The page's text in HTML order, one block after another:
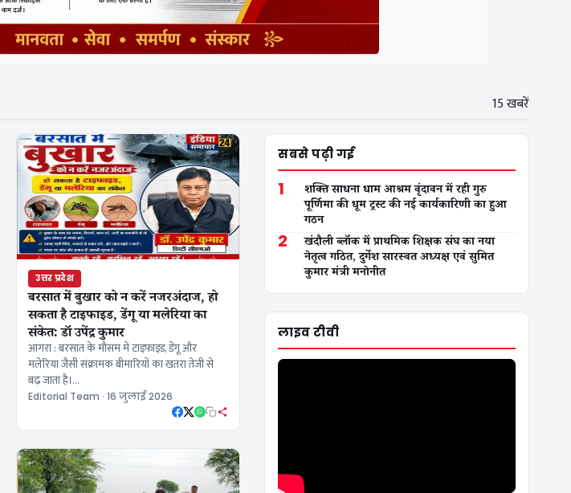
15 खबरें
उत्तर प्रदेश
बरसात में बुखार को न करें नजरअंदाज, हो
सकता है टाइफाइड, डेंगू या मलेरिया का
संकेत: डॉ उपेंद्र कुमार
आगरा : बरसात के मौसम में टाइफाइड, डेंगू और
मलेरिया जैसी संक्रामक बीमारियों का खतरा तेजी से
बढ़ जाता है।…
Editorial Team · 16 जुलाई 2026
सबसे पढ़ी गई
1
शक्ति साधना धाम आश्रम वृंदावन में रही गुरु
पूर्णिमा की धूम ट्रस्ट की नई कार्यकारिणी का हुआ
गठन
2
खंदौली ब्लॉक में प्राथमिक शिक्षक संघ का नया
नेतृत्व गठित, दुर्गेश सारस्वत अध्यक्ष एवं सुमित
कुमार मंत्री मनोनीत
लाइव टीवी